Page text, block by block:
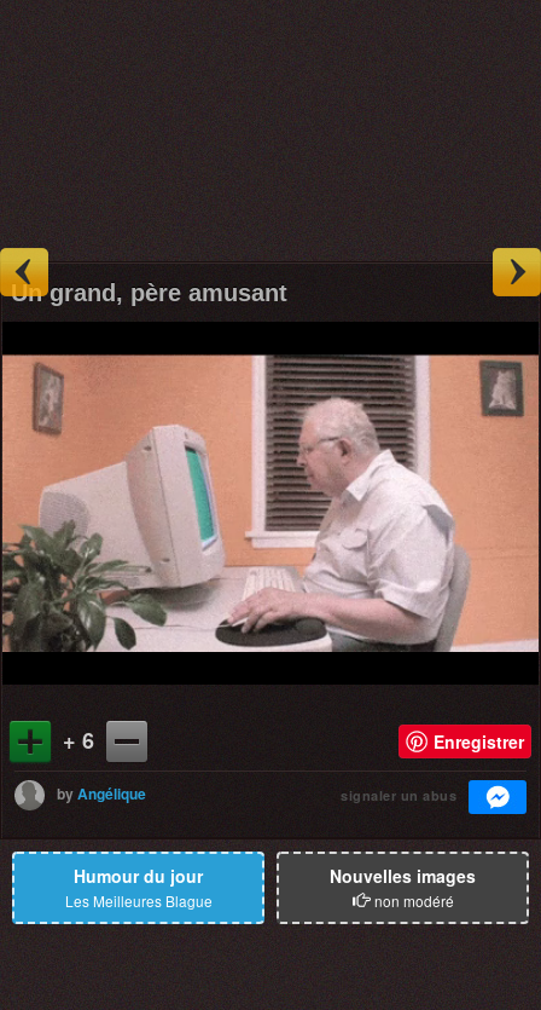
Un grand, père amusant
+ 6 Enregistrer
byAngélique signaler un abus
Humour du jour
Les Meilleures Blague
Nouvelles images
non modéré